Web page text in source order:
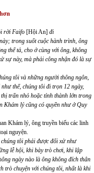
rời Faifo [Hội An] đi
trong suốt cuộc hành trình, ông
thể tả, cho ở cùng với ông, không
sự này, mà phải công nhận đó là sự
tôi và những người thông ngôn,
thế, chúng tôi đi trọn 12 ngày,
trấn nhỏ hoặc tỉnh thành lớn trong
Khám lý cũng có quyền như ở Quy
Khám lý, ông truyền biếu các linh
nguyện.
tôi phải được đối xử như
lễ hội, khi bày trò chơi, khi lập
ngày nào là ông không đích thân
trò chuyện với chúng tôi, nhất là khi